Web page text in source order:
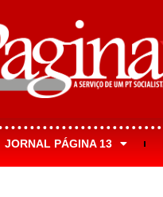
JORNAL PÁGINA 13